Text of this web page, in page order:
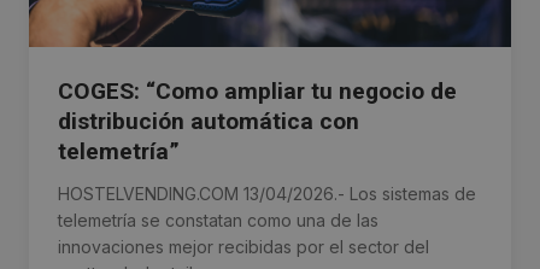
COGES: “Como ampliar tu negocio de
distribución automática con
telemetría”
HOSTELVENDING.COM 13/04/2026.- Los sistemas de
telemetría se constatan como una de las
innovaciones mejor recibidas por el sector del